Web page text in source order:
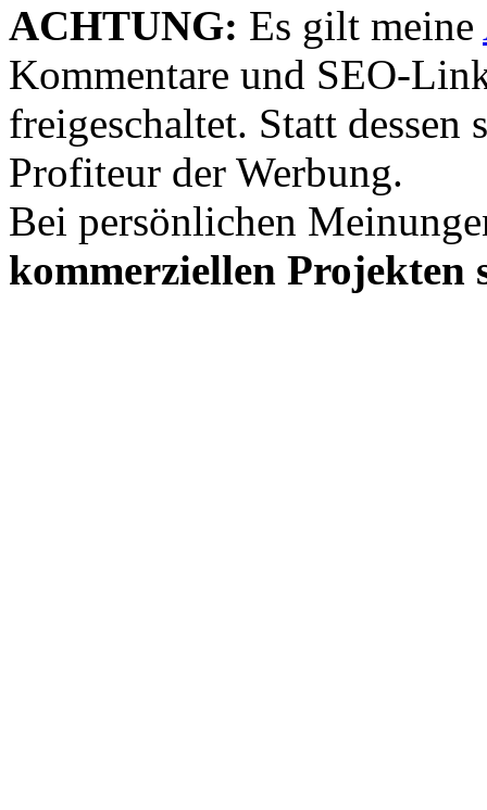
ACHTUNG: Es gilt meine
Kommentare und SEO-
freigeschaltet. Statt dessen
Profiteur der Werbung.
Bei persönlichen
kommerziellen Projekten